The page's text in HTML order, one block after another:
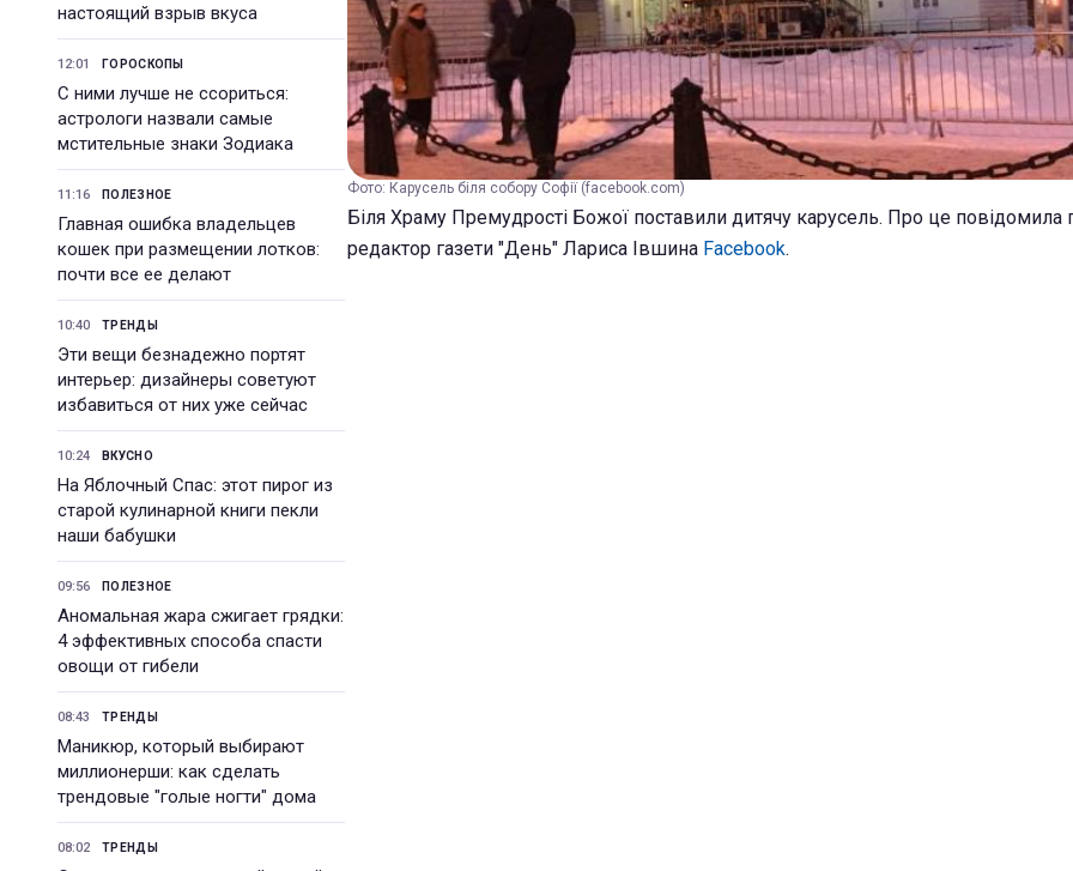
настоящий взрыв вкуса
12:01 ГОРОСКОПЫ
С ними лучше не ссориться:
астрологи назвали самые
мстительные знаки Зодиака
11:16 ПОЛЕЗНОЕ
Главная ошибка владельцев
кошек при размещении лотков:
почти все ее делают
10:40 ТРЕНДЫ
Эти вещи безнадежно портят
интерьер: дизайнеры советуют
избавиться от них уже сейчас
10:24 ВКУСНО
На Яблочный Спас: этот пирог из
старой кулинарной книги пекли
наши бабушки
09:56 ПОЛЕЗНОЕ
Аномальная жара сжигает грядки:
4 эффективных способа спасти
овощи от гибели
08:43 ТРЕНДЫ
Маникюр, который выбирают
миллионерши: как сделать
трендовые "голые ногти" дома
08:02 ТРЕНДЫ
Фото: Карусель біля собору Софії (facebook.com)
Біля Храму Премудрості Божої поставили дитячу карусель. Про це повідомила
редактор газети "День" Лариса Івшина Facebook.